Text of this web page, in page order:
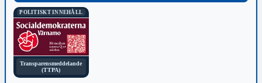
POLITISKT INNEHÅLL
Transparensmeddelande
(TTPA)